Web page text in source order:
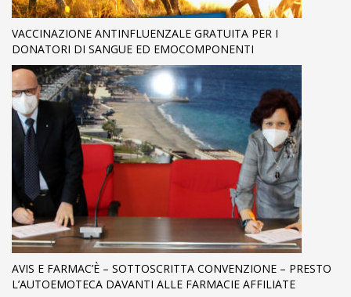
VACCINAZIONE ANTINFLUENZALE GRATUITA PER I
DONATORI DI SANGUE ED EMOCOMPONENTI
AVIS E FARMAC’È – SOTTOSCRITTA CONVENZIONE – PRESTO
L’AUTOEMOTECA DAVANTI ALLE FARMACIE AFFILIATE